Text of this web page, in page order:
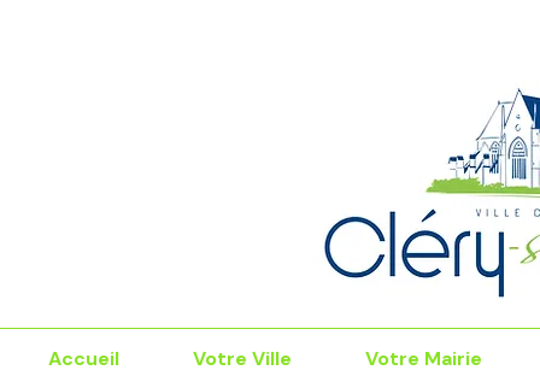
Accueil Votre Ville Votre Mairie